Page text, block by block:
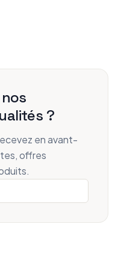
?
en avant-
offres